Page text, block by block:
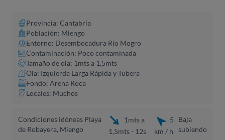
Provincia: Cantabria
Población: Miengo
Entorno: Desembocadura Río Mogro
Contaminación: Poco contaminada
Tamaño de ola: 1mts a 1,5mts
Ola: Izquierda Larga Rápida y Tubera
Fondo: Arena Roca
Locales: Muchos
Condiciones idóneas Playa
de Robayera, Miengo
1mts a
1,5mts - 12s
5
km / h
Baja
subiendo